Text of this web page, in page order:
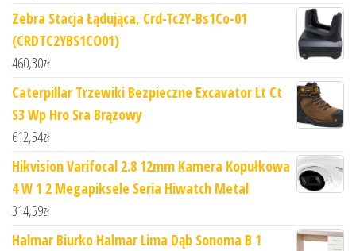
Zebra Stacja Łądująca, Crd-Tc2Y-Bs1Co-01
(CRDTC2YBS1CO01)
460,30zł
Caterpillar Trzewiki Bezpieczne Excavator Lt Ct
S3 Wp Hro Sra Brązowy
612,54zł
Hikvision Varifocal 2.8 12mm Kamera Kopułkowa
4 W 1 2 Megapiksele Seria Hiwatch Metal
314,59zł
Halmar Biurko Halmar Lima Dąb Sonoma B 1